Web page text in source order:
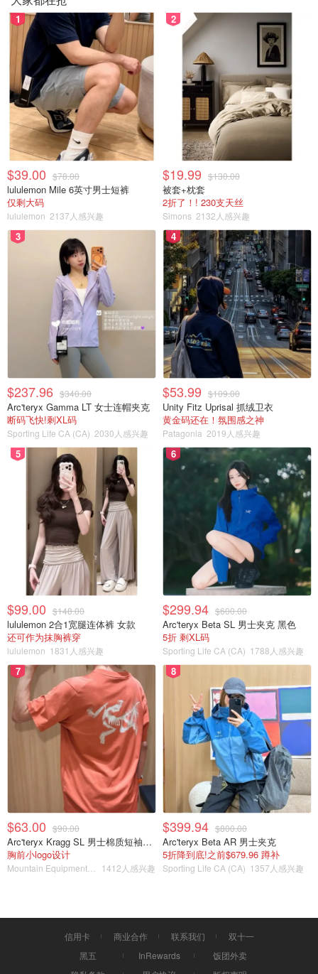
Ulta的8色眼影盘，其中daydeamer有点偏香芋色，
wanderlust有点浅棕色，都很适合日常妆容
Ulta
眼线用的是elf咖啡色 e.l.f. Cosmetics
睫毛膏用的是ettusais艾杜纱的卷翘睫毛打底膏，在亚米买
的，喜欢用它的原因是这种单面刷头真的能把睫毛刷翘，虽
说是打底膏，但我一般用它就足够了
Ettusais 艾杜纱
1
$39.00 $78.00
lululemon Mile 6英寸男士短裤
仅剩大码
lululemon 2137人感兴趣
2
$19.99 $130.00
被套+枕套
2折了！! 230支天丝
Simons 2132人感兴趣
3
$237.96 $340.00
Arc'teryx Gamma LT 女士连帽夹克
断码飞快!剩XL码
Sporting Life CA (CA) 2030人感兴趣
4
$53.99 $109.00
Unity Fitz Uprisal 抓绒卫衣
黄金码还在！氛围感之神
Patagonia 2019人感兴趣
5
$99.00 $148.00
lululemon 2合1宽腿连体裤 女款
还可作为抹胸裤穿
lululemon 1831人感兴趣
6
$299.94 $600.00
Arc'teryx Beta SL 男士夹克 黑色
5折 剩XL码
Sporting Life CA (CA) 1788人感兴趣
7
$63.00 $90.00
Arc'teryx Kragg SL 男士棉质短袖T恤
胸前小logo设计
1412人感兴趣
8
$399.94 $800.00
Arc'teryx Beta AR 男士夹克
5折降到底!之前$679.96 蹲补
Sporting Life CA (CA) 1357人感兴趣
信用卡 商业合作 联系我们
双十一
黑五
InRewards
饭团外卖